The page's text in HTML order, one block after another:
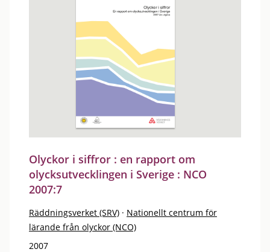
Olyckor i siffror : en rapport om
olycksutvecklingen i Sverige : NCO
2007:7
Räddningsverket (SRV) · Nationellt centrum för
lärande från olyckor (NCO)
2007